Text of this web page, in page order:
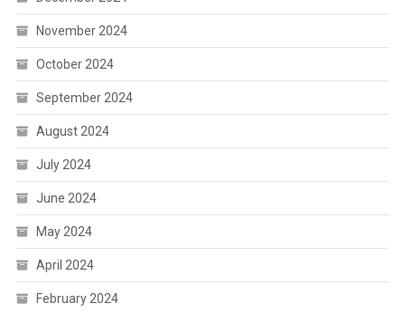
November 2024
October 2024
September 2024
August 2024
July 2024
June 2024
May 2024
April 2024
February 2024